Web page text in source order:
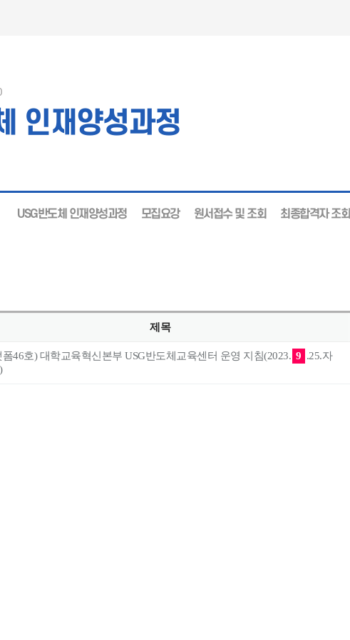
인재양성과정
USG반도체 인재양성과정 모집요강 원서접수 및 조회 최종합격자 조회
제목
폼46호) 대학교육혁신본부 USG반도체교육센터 운영 지침(2023. 9 .25.자